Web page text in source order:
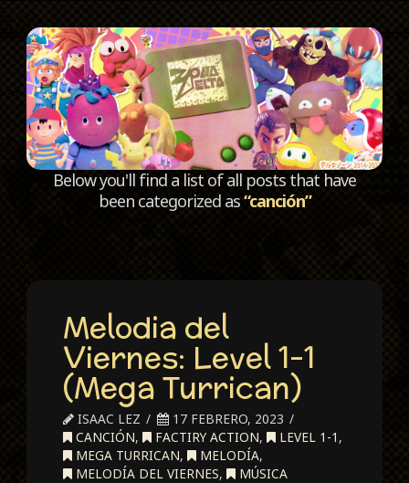
Below you'll find a list of all posts that have
been categorized as“canción”
Melodia del
Viernes: Level 1-1
(Mega Turrican)
ISAAC LEZ
17 FEBRERO, 2023
CANCIÓN, FACTIRY ACTION, LEVEL 1-1 ,
MEGA TURRICAN, MELODÍA,
MELODÍA DEL VIERNES, MÚSICA